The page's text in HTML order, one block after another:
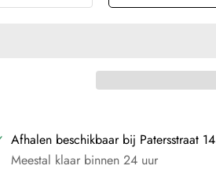
Afhalen beschikbaar bij Patersstraat 14
Meestal klaar binnen 24 uur